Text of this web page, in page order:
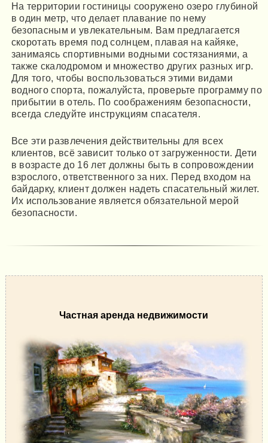
На территории гостиницы сооружено озеро глубиной
в один метр, что делает плавание по нему
безопасным и увлекательным. Вам предлагается
скоротать время под солнцем, плавая на кайяке,
занимаясь спортивными водными состязаниями, а
также скалодромом и множество других разных игр.
Для того, чтобы воспользоваться этими видами
водного спорта, пожалуйста, проверьте программу по
прибытии в отель. По соображениям безопасности,
всегда следуйте инструкциям спасателя.
Все эти развлечения действительны для всех
клиентов, всё зависит только от загруженности. Дети
в возрасте до 16 лет должны быть в сопровождении
взрослого, ответственного за них. Перед входом на
байдарку, клиент должен надеть спасательный жилет.
Их использование является обязательной мерой
безопасности.
Частная аренда недвижимости